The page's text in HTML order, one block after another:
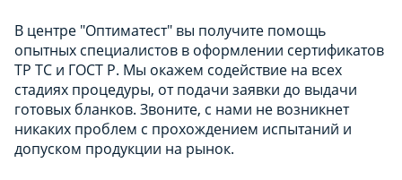
В центре "Оптиматест" вы получите помощь
опытных специалистов в оформлении сертификатов
ТР ТС и ГОСТ Р. Мы окажем содействие на всех
стадиях процедуры, от подачи заявки до выдачи
готовых бланков. Звоните, с нами не возникнет
никаких проблем с прохождением испытаний и
допуском продукции на рынок.